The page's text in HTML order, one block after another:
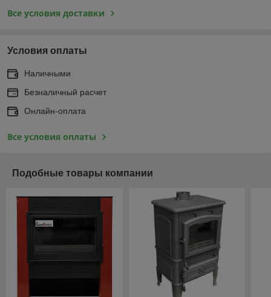
Все условия доставки
Условия оплаты
Наличными
Безналичный расчет
Онлайн-оплата
Все условия оплаты
Подобные товары компании